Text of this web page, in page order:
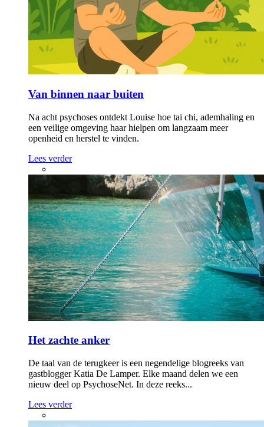
Van binnen naar buiten
Na acht psychoses ontdekt Louise hoe tai chi, ademhaling en
een veilige omgeving haar hielpen om langzaam meer
openheid en herstel te vinden.
Lees verder
Het zachte anker
De taal van de terugkeer is een negendelige blogreeks van
gastblogger Katia De Lamper. Elke maand delen we een
nieuw deel op PsychoseNet. In deze reeks...
Lees verder